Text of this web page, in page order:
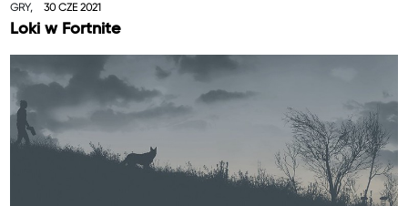
GRY, 30 CZE 2021
Loki w Fortnite